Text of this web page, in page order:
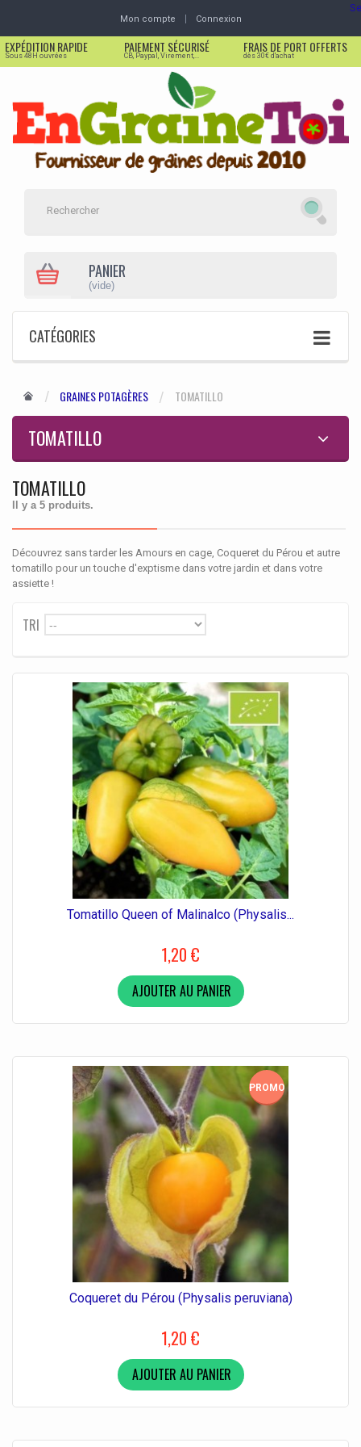
Mon compte Connexion
EXPÉDITION RAPIDE
Sous 48H ouvrées
PAIEMENT SÉCURISÉ
CB, Paypal, Virement,...
FRAIS DE PORT OFFERTS
dès 30€ d'achat
PANIER
(vide)
CATÉGORIES
GRAINES POTAGÈRES TOMATILLO
TOMATILLO
TOMATILLO
Il y a 5 produits.
Découvrez sans tarder les Amours en cage, Coqueret du Pérou et autre
tomatillo pour un touche d'exptisme dans votre jardin et dans votre
assiette !
TRI --
Tomatillo Queen of Malinalco (Physalis...
1,20 €
AJOUTER AU PANIER
PROMO!
Coqueret du Pérou (Physalis peruviana)
1,20 €
AJOUTER AU PANIER